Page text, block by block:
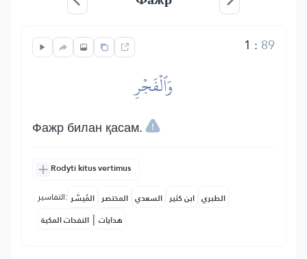
1 : 89
وَٱلۡفَجۡرِ
Фажр билан қасам.
Rodyti kitus vertimus
التفاسير: المُيسَّر المختصر السعدي ابن كثير الطبري
النفحات المكية | هدايات